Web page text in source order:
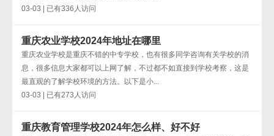
03-03 | 已有336人访问
重庆农业学校2024年地址在哪里
重庆农业学校是重庆不错的中专学校，也有很多同学咨询有关学校的消
息，很多信息大家都可以上网了解，不过都不如直接到学校考察，这是
最直观的了解学校环境的方法。以下是小...
03-03 | 已有273人访问
重庆教育管理学校2024年怎么样、好不好